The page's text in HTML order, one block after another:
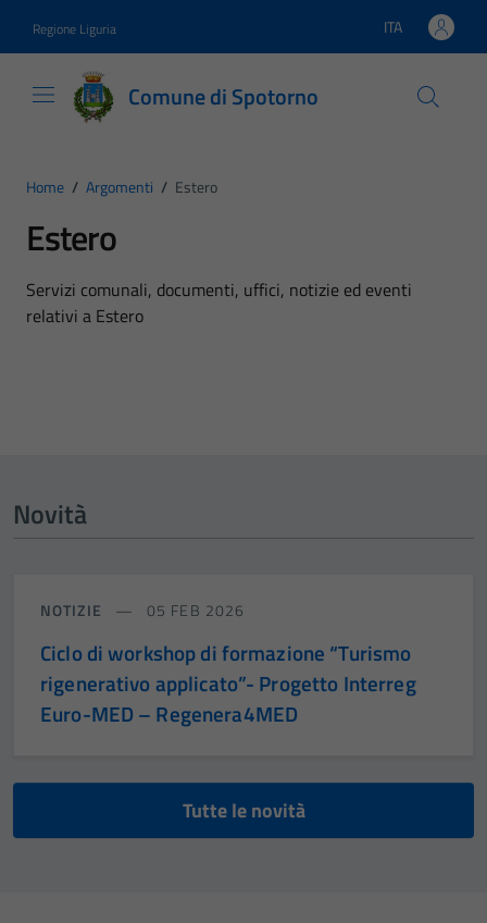
Regione Liguria Lingua attiva:
ITA
Comune di Spotorno
Home / Argomenti / Estero
Estero
Dettagli dell'argomento
Servizi comunali, documenti, uffici, notizie ed eventi
relativi a Estero
Novità
NOTIZIE 05 FEB 2026
Ciclo di workshop di formazione “Turismo
rigenerativo applicato”- Progetto Interreg
Euro-MED – Regenera4MED
Tutte le novità